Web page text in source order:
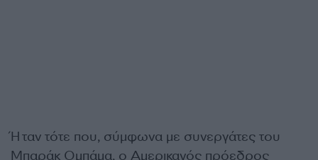
Ήταν τότε που, σύμφωνα με συνεργάτες του
Μπαράκ Ομπάμα, ο Αμερικανός πρόεδρος